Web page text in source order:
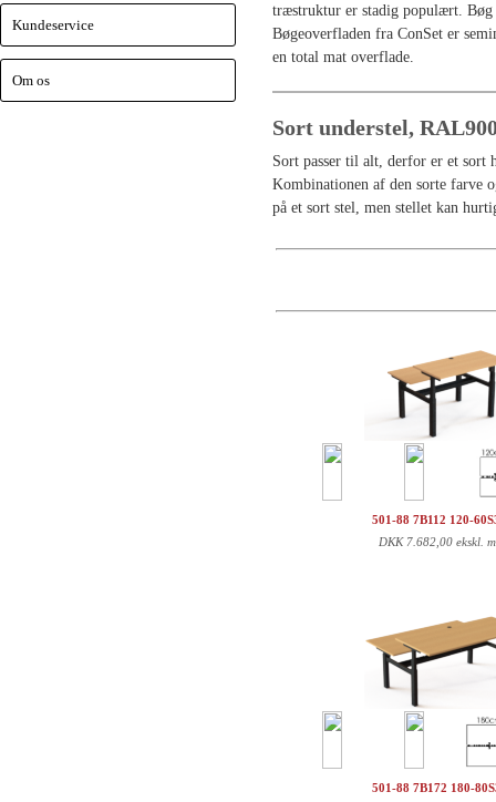
træstruktur er stadig populært. Bøg
Bøgeoverfladen fra ConSet er
en total mat overflade.
Sort understel,
Sort passer til alt, derfor er et sort
Kombinationen af den sorte farve
på et sort stel, men stellet kan
501-88 7B112 120-
DKK 7.682,00 ekskl.
501-88 7B172 180-
Kundeservice
Om os